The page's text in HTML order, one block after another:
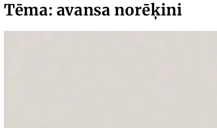
Tēma: avansa norēķini